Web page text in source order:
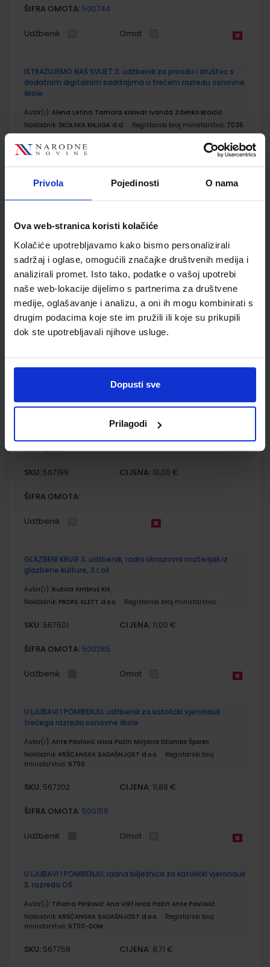
Privola Pojedinosti O nama
Ova web-stranica koristi kolačiće
Kolačiće upotrebljavamo kako bismo personalizirali
sadržaj i oglase, omogućili značajke društvenih medija i
analizirali promet. Isto tako, podatke o vašoj upotrebi
naše web-lokacije dijelimo s partnerima za društvene
medije, oglašavanje i analizu, a oni ih mogu kombinirati s
drugim podacima koje ste im pružili ili koje su prikupili
dok ste upotrebljavali njihove usluge.
Dopusti sve
Prilagodi
ŠIFRA OMOTA: 500744
Udžbenik Omot
ISTRAŽUJEMO NAŠ SVIJET 3; udžbenik za prirodu i društvo s
dodatnim digitalnim sadržajima u trećem razredu osnovne
škole
Autor(i): Alena Letina Tamara Kisovar Ivanda Zdenko Braičić
Nakladnik: ŠKOLSKA KNJIGA d.d. Registarski broj ministarstva: 7035
SKU:567197
Udžbenik
društvo u trećem razredu osnovne škole
Autor(i): Alena Letina Tamara Kisovar Ivanda Zdenko Braičić
Nakladnik:ŠKOLSKA KNJIGA d.d.
Registarski broj ministarstva:
7035-DOM
SKU:567198 CIJENA:
ŠIFRA OMOTA: 500239
Udžbenik Omot
društvo u trećem razredu osnovne škole
Nakladnik:ŠKOLSKA KNJIGA d.d.
Registarski broj ministarstva:
7035-DOM3
SKU: 567199 CIJENA: 10,00 €
ŠIFRA OMOTA:
Udžbenik
GLAZBENI KRUG 3; udžbenik, radni obrazovni materijali iz
glazbene kulture, 3.r.oš
Autor(i): Ružica Ambruš Kiš
Nakladnik: PROFIL KLETT d.o.o. Registarski broj ministarstva:
SKU: 567501 CIJENA: 11,00 €
ŠIFRA OMOTA: 500285
Udžbenik Omot
U LJUBAVI I POMIRENJU; udžbenik za katolički vjeronauk
trećega razreda osnovne škole
Autor(i): Ante Pavlović Ivica Pažin Mirjana Džambo Šporec
Nakladnik: KRŠĆANSKA SADAŠNJOST d.o.o.
Registarski broj
ministarstva: 6700
SKU: 567202 CIJENA: 11,88 €
ŠIFRA OMOTA: 500156
Udžbenik Omot
U LJUBAVI I POMIRENJU; radna bilježnica za katolički vjeronauk
3. razreda OŠ
Autor(i): Tihana Petković Ana Volf Ivica Pažin Ante Pavlović
Nakladnik: KRŠĆANSKA SADAŠNJOST d.o.o.
Registarski broj
ministarstva: 6700-DOM
SKU: 567758 CIJENA: 8,71 €